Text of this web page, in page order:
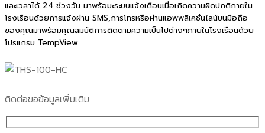
และเวลาได้ 24 ช่วงวัน มาพร้อมะระบบแจ้งเตือนเมื่อเกิดความผิดปกติภายใน
โรงเรือนด้วยการแจ้งผ่าน SMS,การโทรหรือผ่านแอพพลิเคชั่นไลน์บนมือถือ
ของคุณมาพร้อมคุณสมบัติการติดตามความเป็นไปต่างๆภายในโรงเรือนด้วย
โปรแกรม TempView
ติดต่อขอข้อมูลเพิ่มเติม